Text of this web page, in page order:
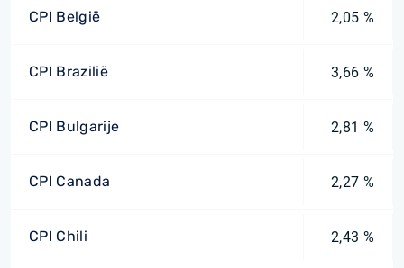
CPI België 2,05 %
CPI Brazilië 3,66 %
CPI Bulgarije 2,81 %
CPI Canada 2,27 %
CPI Chili 2,43 %